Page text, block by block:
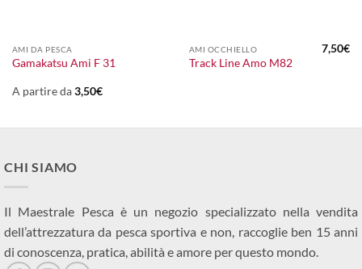
AMI DA PESCA
Gamakatsu Ami F 31
A partire da3,50€
AMI OCCHIELLO
Track Line Amo M82
7,50€
CHI SIAMO
Il Maestrale Pesca è un negozio specializzato nella vendita
dell’attrezzatura da pesca sportiva e non, raccoglie ben 15 anni
di conoscenza, pratica, abilità e amore per questo mondo.